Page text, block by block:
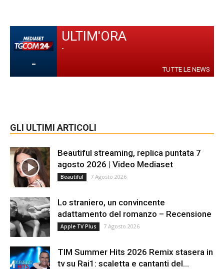
-
ULTIM'ORA
-
TUTTE LE NEWS
GLI ULTIMI ARTICOLI
Beautiful streaming, replica puntata 7
agosto 2026 | Video Mediaset
Beautiful 7 Agosto 2026
Lo straniero, un convincente
adattamento del romanzo – Recensione
Apple TV Plus 7 Agosto 2026
TIM Summer Hits 2026 Remix stasera in
tv su Rai1: scaletta e cantanti del...